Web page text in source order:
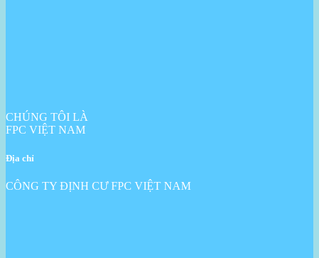
CHÚNG TÔI LÀ
FPC VIỆT NAM
Địa chỉ
CÔNG TY ĐỊNH CƯ FPC VIỆT NAM